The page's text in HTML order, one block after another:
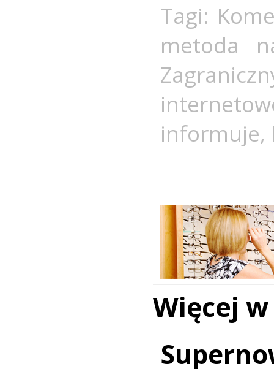
Tagi:
metoda
informuje,
Więcej